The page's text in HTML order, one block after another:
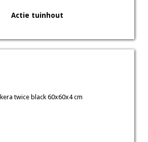
Actie tuinhout